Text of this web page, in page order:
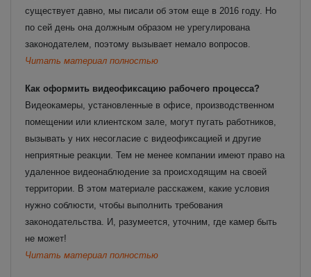
существует давно, мы писали об этом еще в 2016 году. Но
по сей день она должным образом не урегулирована
законодателем, поэтому вызывает немало вопросов.
Читать материал полностью
Как оформить видеофиксацию рабочего процесса?
Видеокамеры, установленные в офисе, производственном
помещении или клиентском зале, могут пугать работников,
вызывать у них несогласие с видеофиксацией и другие
неприятные реакции. Тем не менее компании имеют право на
удаленное видеонаблюдение за происходящим на своей
территории. В этом материале расскажем, какие условия
нужно соблюсти, чтобы выполнить требования
законодательства. И, разумеется, уточним, где камер быть
не может!
Читать материал полностью